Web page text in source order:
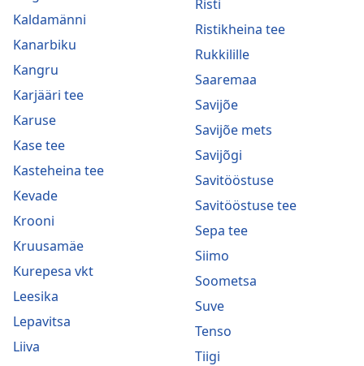
Kaldamänni
Kanarbiku
Kangru
Karjääri tee
Karuse
Kase tee
Kasteheina tee
Kevade
Krooni
Kruusamäe
Kurepesa vkt
Leesika
Lepavitsa
Liiva
Risti
Ristikheina tee
Rukkilille
Saaremaa
Savijõe
Savijõe mets
Savijõgi
Savitööstuse
Savitööstuse tee
Sepa tee
Siimo
Soometsa
Suve
Tenso
Tiigi